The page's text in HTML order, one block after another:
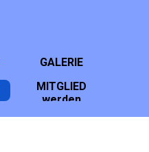
▼
GALERIE
▼
MITGLIED
werden